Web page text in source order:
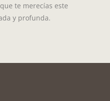
te merecías este
y profunda.